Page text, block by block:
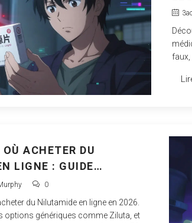
3
faux,
ACHETER DU
LIGNE : GUIDE
0
du Nilutamide en ligne en 2026.
options génériques comme Ziluta, et